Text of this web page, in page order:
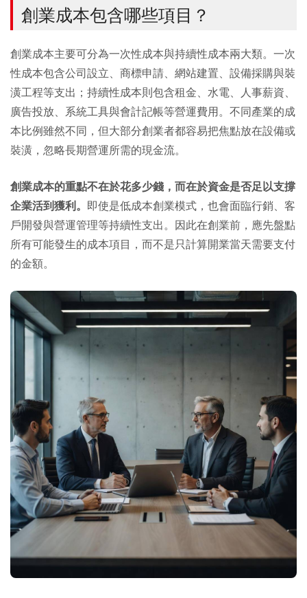
創業成本包含哪些項目？
創業成本主要可分為一次性成本與持續性成本兩大類。一次
性成本包含公司設立、商標申請、網站建置、設備採購與裝
潢工程等支出；持續性成本則包含租金、水電、人事薪資、
廣告投放、系統工具與會計記帳等營運費用。不同產業的成
本比例雖然不同，但大部分創業者都容易把焦點放在設備或
裝潢，忽略長期營運所需的現金流。
創業成本的重點不在於花多少錢，而在於資金是否足以支撐
企業活到獲利。 即使是低成本創業模式，也會面臨行銷、客
戶開發與營運管理等持續性支出。因此在創業前，應先盤點
所有可能發生的成本項目，而不是只計算開業當天需要支付
的金額。